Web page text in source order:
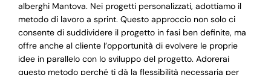
alberghi Mantova. Nei progetti personalizzati, adottiamo il
metodo di lavoro a sprint. Questo approccio non solo ci
consente di suddividere il progetto in fasi ben definite, ma
offre anche al cliente l’opportunità di evolvere le proprie
idee in parallelo con lo sviluppo del progetto. Adorerai
questo metodo perché ti dà la flessibilità necessaria per